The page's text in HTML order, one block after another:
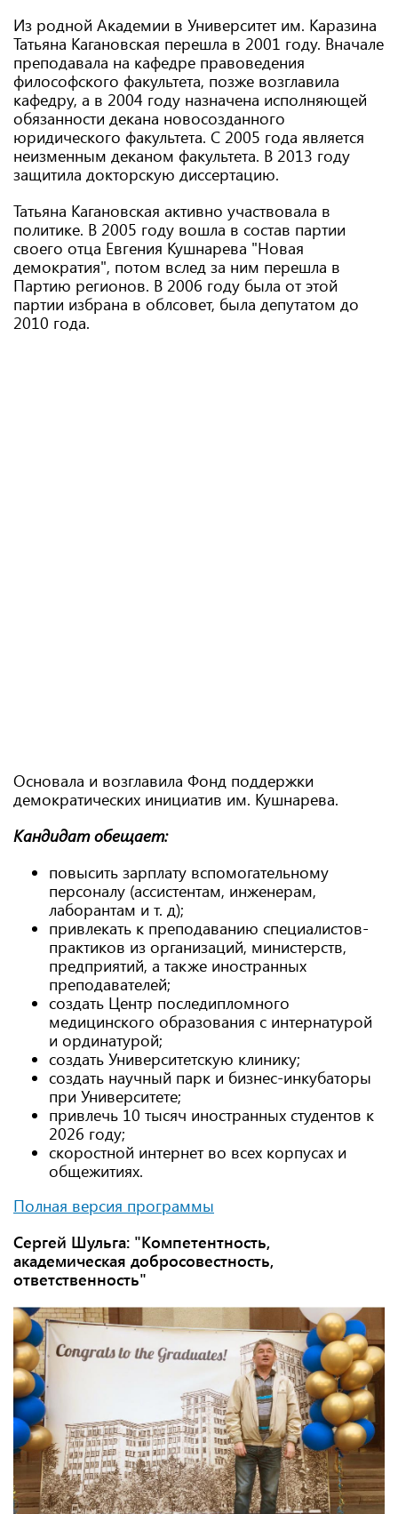
Из родной Академии в Университет им. Каразина
Татьяна Кагановская перешла в 2001 году. Вначале
преподавала на кафедре правоведения
философского факультета, позже возглавила
кафедру, а в 2004 году назначена исполняющей
обязанности декана новосозданного
юридического факультета. С 2005 года является
неизменным деканом факультета. В 2013 году
защитила докторскую диссертацию.
Татьяна Кагановская активно участвовала в
политике. В 2005 году вошла в состав партии
своего отца Евгения Кушнарева "Новая
демократия", потом вслед за ним перешла в
Партию регионов. В 2006 году была от этой
партии избрана в облсовет, была депутатом до
2010 года.
Основала и возглавила Фонд поддержки
демократических инициатив им. Кушнарева.
Кандидат обещает:
повысить зарплату вспомогательному
персоналу (ассистентам, инженерам,
лаборантам и т. д);
привлекать к преподаванию специалистов-
практиков из организаций, министерств,
предприятий, а также иностранных
преподавателей;
создать Центр последипломного
медицинского образования с интернатурой
и ординатурой;
создать Университетскую клинику;
создать научный парк и бизнес-инкубаторы
при Университете;
привлечь 10 тысяч иностранных студентов к
2026 году;
скоростной интернет во всех корпусах и
общежитиях.
Полная версия программы
Сергей Шульга: "Компетентность,
академическая добросовестность,
ответственность"